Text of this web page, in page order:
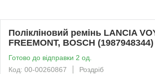
Полікліновий ремінь LANCIA
FREEMONT, BOSCH (1987948344)
Готово до відправки 2 од.
Код: 00-00260867
Роздріб